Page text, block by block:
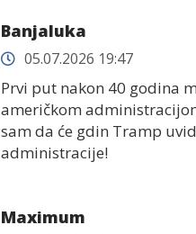
Banjaluka
05.07.2026 19:47
Prvi put nakon 40 godina
američkom
sam da će gdin Tramp
administracije!
Maximum